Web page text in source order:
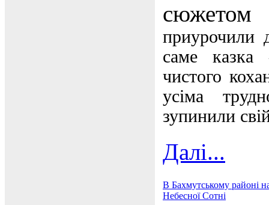
приурочили
саме казка
чистого
усіма
зупинили
Далі...
В Бахмутському районі
Небесної Сотні